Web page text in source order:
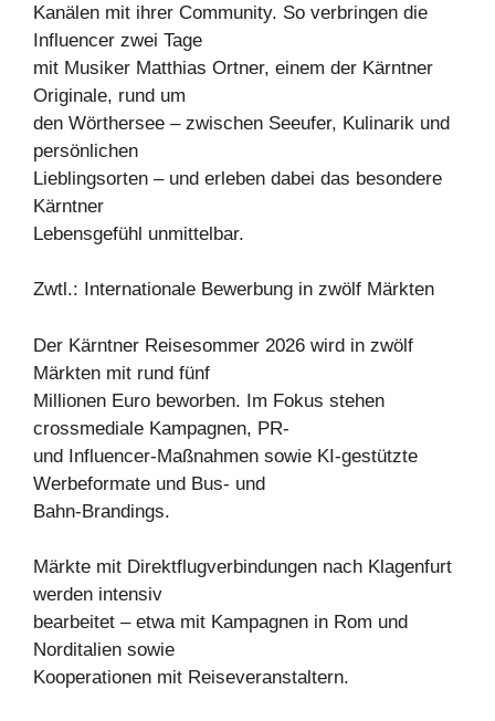
Kanälen mit ihrer Community. So verbringen die
Influencer zwei Tage
mit Musiker Matthias Ortner, einem der Kärntner
Originale, rund um
den Wörthersee – zwischen Seeufer, Kulinarik und
persönlichen
Lieblingsorten – und erleben dabei das besondere
Kärntner
Lebensgefühl unmittelbar.
Zwtl.: Internationale Bewerbung in zwölf Märkten
Der Kärntner Reisesommer 2026 wird in zwölf
Märkten mit rund fünf
Millionen Euro beworben. Im Fokus stehen
crossmediale Kampagnen, PR-
und Influencer-Maßnahmen sowie KI-gestützte
Werbeformate und Bus- und
Bahn-Brandings.
Märkte mit Direktflugverbindungen nach Klagenfurt
werden intensiv
bearbeitet – etwa mit Kampagnen in Rom und
Norditalien sowie
Kooperationen mit Reiseveranstaltern.